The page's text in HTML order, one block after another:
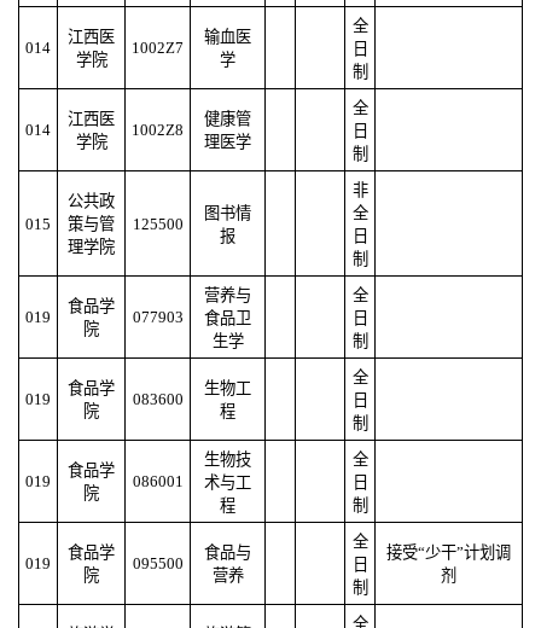
014
江西医
学院
1002Z7
输血医
学
全
日
制
014
江西医
学院
1002Z8
健康管
理医学
全
日
制
015
公共政
策与管
理学院
125500
图书情
报
非
全
日
制
019
食品学
院
077903
营养与
食品卫
生学
全
日
制
019
食品学
院
083600
生物工
程
全
日
制
019
食品学
院
086001
生物技
术与工
程
全
日
制
019
食品学
院
095500
食品与
营养
全
日
制
接受“少干”计划调
剂
全